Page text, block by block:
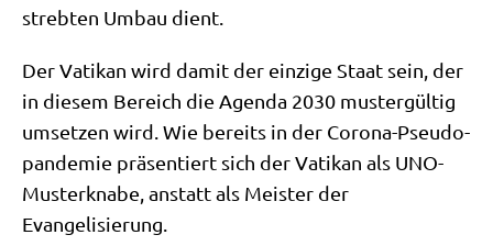
streb­ten Umbau dient.
Der Vati­kan wird damit der ein­zi­ge Staat sein, der
in die­sem Bereich die Agen­da 2030 muster­gül­tig
umset­zen wird. Wie bereits in der Coro­na-Pseu­do­
pan­de­mie prä­sen­tiert sich der Vati­kan als UNO-
Muster­kna­be, anstatt als Mei­ster der
Evangelisierung.